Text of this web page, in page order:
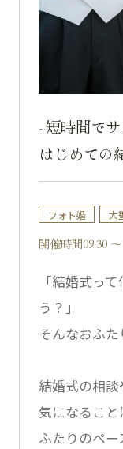
~短時間で
はじめての
フォト婚 大
開催時間09:30
「結婚式っ
う？」
そんなおふた
結婚式の相談
気になるこ
ふたりのペ